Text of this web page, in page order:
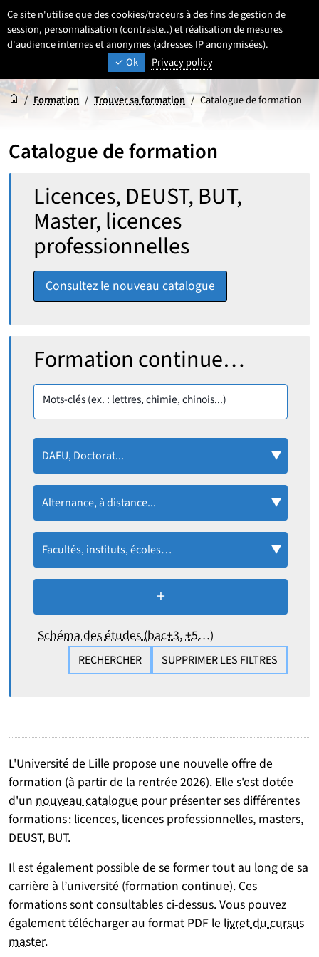
Ce site n'utilise que des cookies/traceurs à des fins de gestion de
session, personnalisation (contraste..) et réalisation de mesures
d'audience internes et anonymes (adresses IP anonymisées).
Ok
Privacy policy
Aller
au
contenu
Aller
au
menu
Aller
au
pied
page
UNIVERSITÉ DE LILLE
INSPIRONS DEMAIN
ParamétrageSélectionner une
FR
- Français
Accueil
Accueil
/ Formation / Trouver sa formation / Catalogue de formation
Catalogue de formation
Rechercher :
Licences, DEUST, BUT,
Master, licences
professionnelles
Consultez le nouveau catalogue
Rechercher :
Formation continue…
Mots-clés (ex. : lettres, chimie, chinois...)
DAEU, Doctorat...
Alternance, à distance...
Facultés, instituts, écoles…
+de critères de
Schéma des études (bac+3, +5…)
RECHERCHER SUPPRIMER LES FILTRES
L'Université de Lille propose une nouvelle offre de
formation (à partir de la rentrée 2026). Elle s'est dotée
d'un nouveau catalogue pour présenter ses différentes
formations : licences, licences professionnelles, masters,
DEUST, BUT.
Il est également possible de se former tout au long de sa
carrière à l’université (formation continue). Ces
formations sont consultables ci-dessus. Vous pouvez
également télécharger au format PDF le livret du cursus
master.